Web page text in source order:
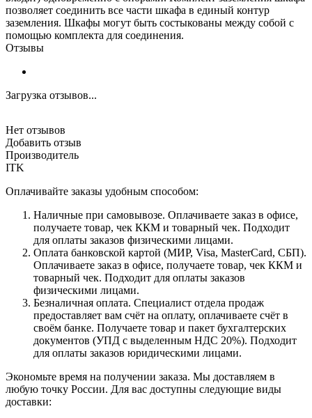
позволяет соединить все части шкафа в единый контур
заземления. Шкафы могут быть состыкованы между собой с
помощью комплекта для соединения.
Отзывы
Загрузка отзывов...
Нет отзывов
Добавить отзыв
Производитель
ITK
Оплачивайте заказы удобным способом:
Наличные при самовывозе. Оплачиваете заказ в офисе,
получаете товар, чек ККМ и товарный чек. Подходит
для оплаты заказов физическими лицами.
Оплата банковской картой (МИР, Visa, MasterCard, СБП).
Оплачиваете заказ в офисе, получаете товар, чек ККМ и
товарный чек. Подходит для оплаты заказов
физическими лицами.
Безналичная оплата. Специалист отдела продаж
предоставляет вам счёт на оплату, оплачиваете счёт в
своём банке. Получаете товар и пакет бухгалтерских
документов (УПД с выделенным НДС 20%). Подходит
для оплаты заказов юридическими лицами.
Экономьте время на получении заказа. Мы доставляем в
любую точку России. Для вас доступны следующие виды
доставки: